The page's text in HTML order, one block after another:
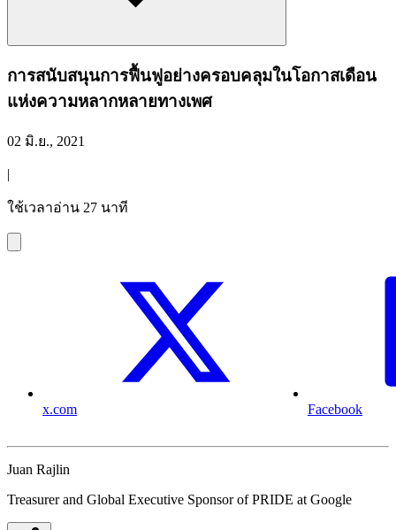
การสนับสนุนการฟื้นฟูอย่างครอบคลุมในโอกาสเดือน
แห่งความหลากหลายทางเพศ
02 มิ.ย., 2021
|
ใช้เวลาอ่าน 27 นาที
x.com Facebook
Juan Rajlin
Treasurer and Global Executive Sponsor of PRIDE at Google